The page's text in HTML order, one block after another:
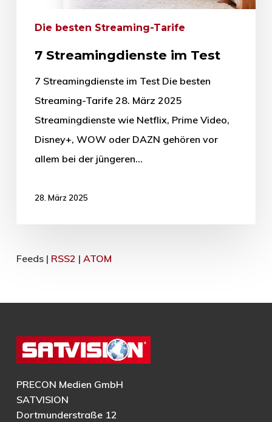
Die besten Streaming-Tarife
7 Streamingdienste im Test
7 Streamingdienste im Test Die besten
Streaming-Tarife 28. März 2025
Streamingdienste wie Netflix, Prime Video,
Disney+, WOW oder DAZN gehören vor
allem bei der jüngeren…
28. März 2025
Feeds | RSS2 | ATOM
PRECON Medien GmbH
SATVISION
Dortmunderstraße 12